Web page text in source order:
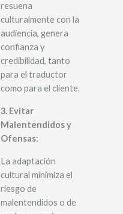
resuena
culturalmente con la
audiencia, genera
confianza y
credibilidad, tanto
para el traductor
como para el cliente.
3. Evitar
Malentendidos y
Ofensas:
La adaptación
cultural minimiza el
riesgo de
malentendidos o de